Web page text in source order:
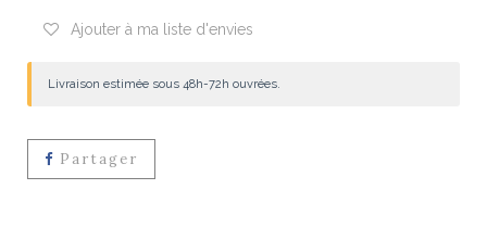
Ajouter à ma liste d'envies
Livraison estimée sous 48h-72h ouvrées.
Partager